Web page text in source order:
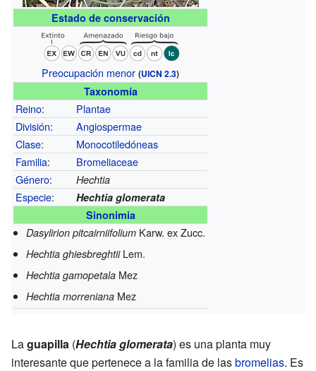
Estado de conservación
Preocupación menor (UICN 2.3)
Taxonomía
Reino:
Plantae
División:
Angiospermae
Clase:
Monocotiledóneas
Familia:
Bromeliaceae
Género: Hechtia
Especie:
Hechtia glomerata
Sinonimia
Dasylirion pitcairniifolium Karw. ex Zucc.
Hechtia ghiesbreghtii Lem.
Hechtia gamopetala Mez
Hechtia morreniana Mez
Laguapilla (Hechtia glomerata) es una planta muy
interesante que pertenece a la familia de lasbromelias. Es